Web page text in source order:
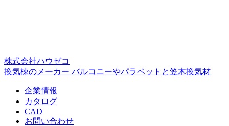
株式会社ハウゼコ
換気棟のメーカー バルコニーやパラペットと笠木換気材
企業情報
カタログ
CAD
お問い合わせ